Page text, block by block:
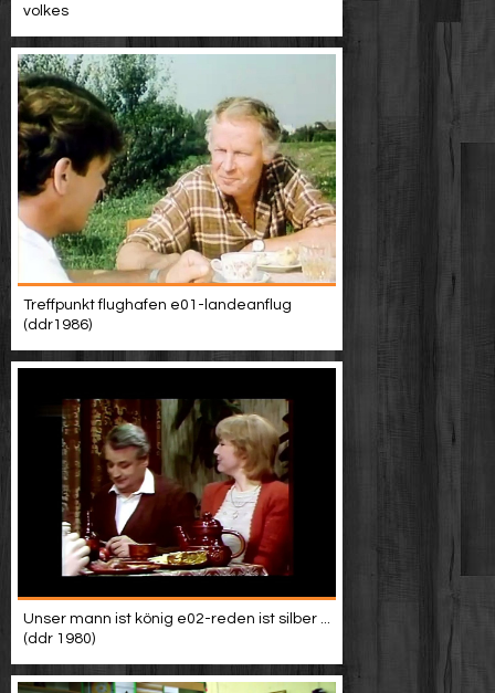
volkes
Treffpunkt flughafen e01-landeanflug
(ddr1986)
Unser mann ist könig e02-reden ist silber ...
(ddr 1980)